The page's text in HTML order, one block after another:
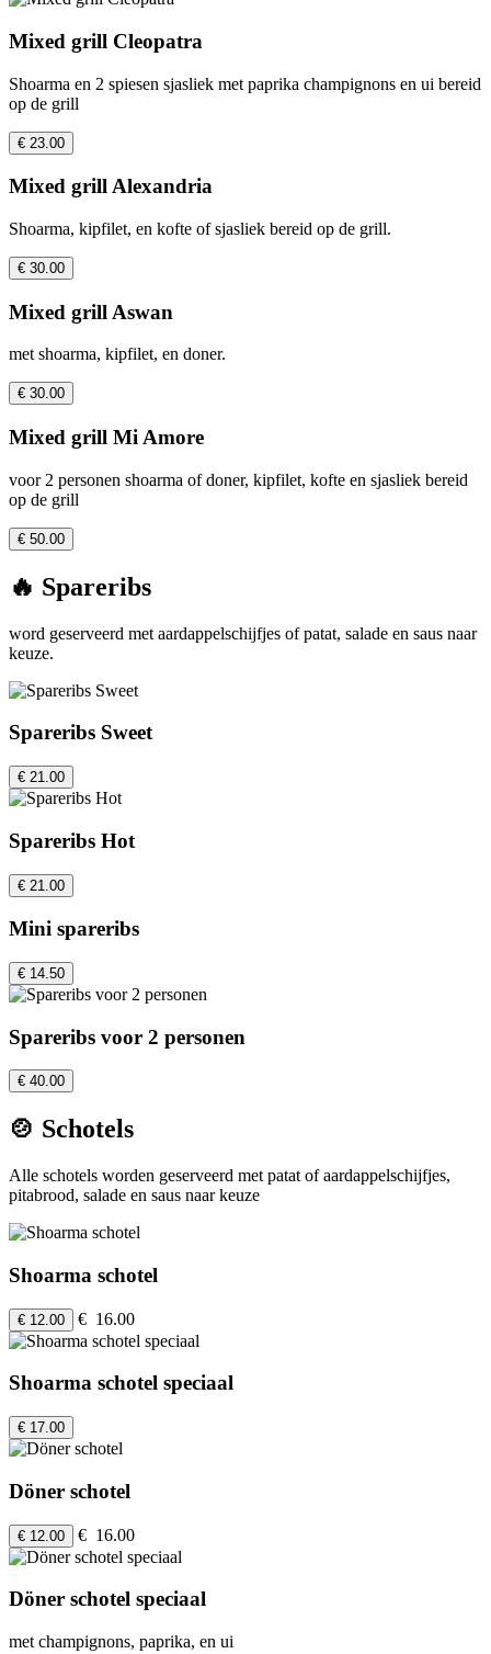
Mixed grill Cleopatra
Shoarma en 2 spiesen sjasliek met paprika champignons en ui bereid
op de grill
€ 23.00
Mixed grill Alexandria
Shoarma, kipfilet, en kofte of sjasliek bereid op de grill.
€ 30.00
Mixed grill Aswan
met shoarma, kipfilet, en doner.
€ 30.00
Mixed grill Mi Amore
voor 2 personen shoarma of doner, kipfilet, kofte en sjasliek bereid
op de grill
€ 50.00
🔥 Spareribs
word geserveerd met aardappelschijfjes of patat, salade en saus naar
keuze.
Spareribs Sweet
€ 21.00
Spareribs Hot
€ 21.00
Mini spareribs
€ 14.50
Spareribs voor 2 personen
€ 40.00
🍲 Schotels
Alle schotels worden geserveerd met patat of aardappelschijfjes,
pitabrood, salade en saus naar keuze
Shoarma schotel
€ 12.00 € 16.00
Shoarma schotel speciaal
€ 17.00
Döner schotel
€ 12.00 € 16.00
Döner schotel speciaal
met champignons, paprika, en ui